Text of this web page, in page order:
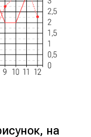
на